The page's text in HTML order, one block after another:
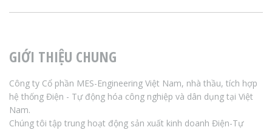
GIỚI THIỆU CHUNG
Công ty Cổ phần MES-Engineering Việt Nam, nhà thầu, tích hợp
hệ thống Điện - Tự động hóa công nghiệp và dân dụng tại Việt
Nam.
Chúng tôi tập trung hoạt động sản xuất kinh doanh Điện-Tự